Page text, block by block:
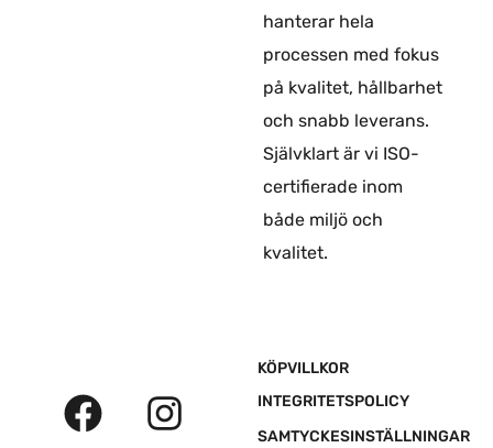
hanterar hela
processen med fokus
på kvalitet, hållbarhet
och snabb leverans.
Självklart är vi ISO-
certifierade inom
både miljö och
kvalitet.
KÖPVILLKOR
INTEGRITETSPOLICY
SAMTYCKESINSTÄLLNINGAR
a
n
i